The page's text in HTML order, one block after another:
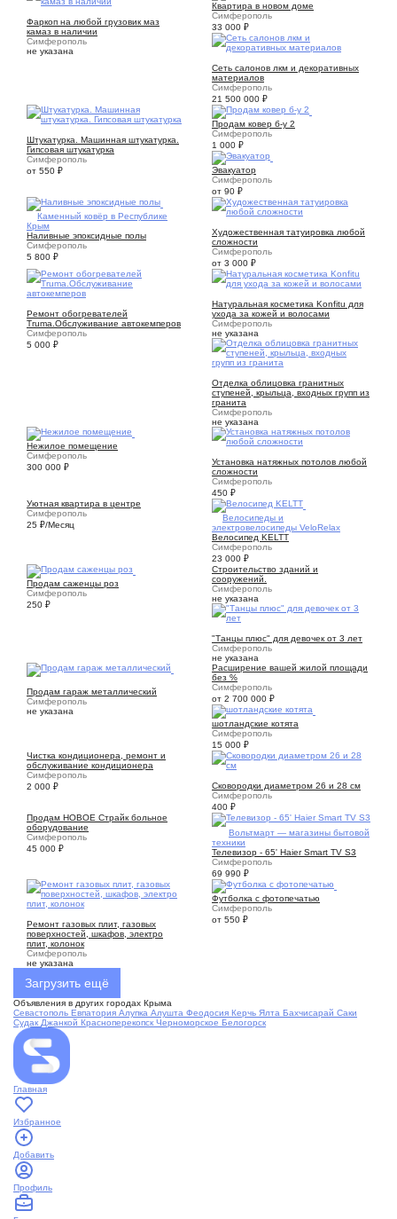
Фаркоп на любой грузовик маз
камаз в наличии
Симферополь
не указана
Квартира в новом доме
Симферополь
33 000 ₽
Сеть салонов лкм и декоративных
материалов
Симферополь
21 500 000 ₽
Штукатурка. Машинная штукатурка.
Гипсовая штукатурка
Симферополь
от 550 ₽
Продам ковер б-у 2
Симферополь
1 000 ₽
Эвакуатор
Симферополь
от 90 ₽
Каменный ковёр в Республике
Крым
Наливные эпоксидные полы
Симферополь
5 800 ₽
Художественная татуировка любой
сложности
Симферополь
от 3 000 ₽
Ремонт обогревателей
Truma.Обслуживание автокемперов
Симферополь
5 000 ₽
Натуральная косметика Konfitu для
ухода за кожей и волосами
Симферополь
не указана
Отделка облицовка гранитных
ступеней, крыльца, входных групп из
гранита
Симферополь
не указана
Нежилое помещение
Симферополь
300 000 ₽
Установка натяжных потолов любой
сложности
Симферополь
450 ₽
Уютная квартира в центре
Симферополь
25 ₽/Месяц
Велосипеды и
электровелосипеды VeloRelax
Велосипед KELTT
Симферополь
23 000 ₽
Продам саженцы роз
Симферополь
250 ₽
Строительство зданий и
сооружений.
Симферополь
не указана
"Танцы плюс" для девочек от 3 лет
Симферополь
не указана
Продам гараж металлический
Симферополь
не указана
Расширение вашей жилой площади
без %
Симферополь
от 2 700 000 ₽
шотландские котята
Симферополь
15 000 ₽
Чистка кондиционера, ремонт и
обслуживание кондиционера
Симферополь
2 000 ₽
Сковородки диаметром 26 и 28 см
Симферополь
400 ₽
Продам НОВОЕ Страйк больное
оборудование
Симферополь
45 000 ₽
Вольтмарт — магазины бытовой
техники
Телевизор - 65' Haier Smart TV S3
Симферополь
69 990 ₽
Ремонт газовых плит, газовых
поверхностей, шкафов, электро
плит, колонок
Симферополь
не указана
Футболка с фотопечатью
Симферополь
от 550 ₽
Загрузить ещё
Объявления в других городах Крыма
Севастополь Евпатория Алупка Алушта Феодосия Керчь Ялта Бахчисарай Саки
Судак Джанкой Красноперекопск Черноморское Белогорск
Главная
Избранное
Добавить
Профиль